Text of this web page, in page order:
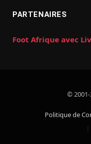
PARTENAIRES
Foot Afrique avec
©
Politique de